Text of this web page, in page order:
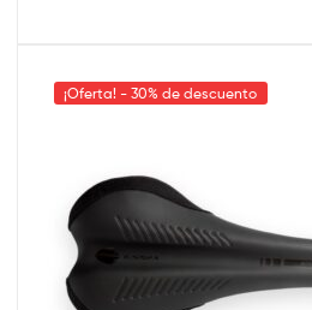
¡Oferta! - 30% de descuento